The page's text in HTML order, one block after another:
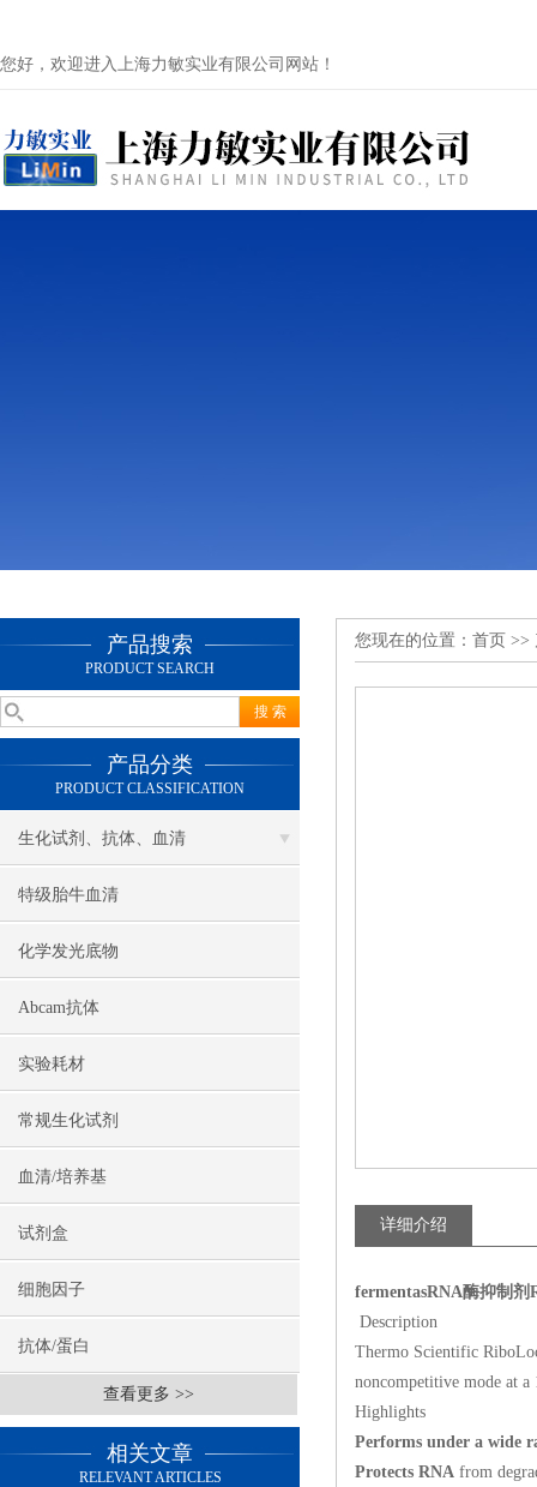
您好，欢迎进入上海力敏实业有限公司网站！
产品搜索
PRODUCT SEARCH
产品分类
PRODUCT CLASSIFICATION
生化试剂、抗体、血清
特级胎牛血清
化学发光底物
Abcam抗体
实验耗材
常规生化试剂
血清/培养基
试剂盒
细胞因子
抗体/蛋白
查看更多 >>
相关文章
RELEVANT ARTICLES
您现在的位置： 首页 >>
详细介绍
fermentasRNA酶抑制
Description
Thermo Scientific
noncompetitive mode at
Highlights
Performs under a wide
Protects RNA from